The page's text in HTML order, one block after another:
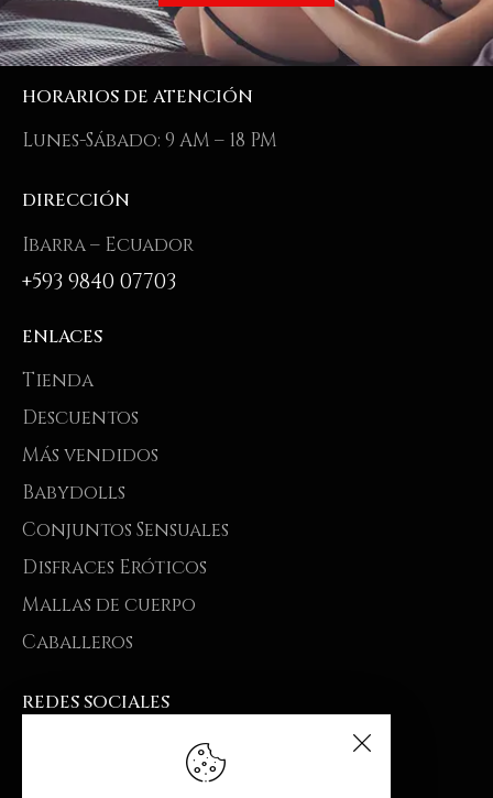
HORARIOS DE ATENCIÓN
Lunes-Sábado: 9 AM – 18 PM
DIRECCIÓN
Ibarra – Ecuador
+593 9840 07703
ENLACES
Tienda
Descuentos
Más vendidos
Babydolls
Conjuntos Sensuales
Disfraces Eróticos
Mallas de cuerpo
Caballeros
REDES SOCIALES